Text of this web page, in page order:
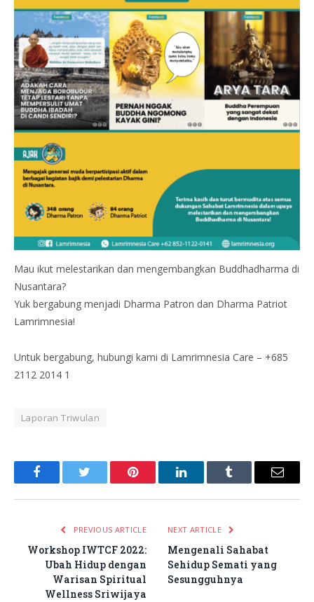
Mau ikut melestarikan dan mengembangkan Buddhadharma di
Nusantara?
Yuk bergabung menjadi Dharma Patron dan Dharma Patriot
Lamrimnesia!
Untuk bergabung, hubungi kami di Lamrimnesia Care – +685
2112 2014 1
Laporan Triwulan
FacebookTwitter Pinterest LinkedInTumblr Email
PREVIOUS ARTICLE
Workshop IWTCF 2022:
Ubah Hidup dengan
Warisan Spiritual
Wellness Sriwijaya
NEXT ARTICLE
Mengenali Sahabat
Sehidup Semati yang
Sesungguhnya